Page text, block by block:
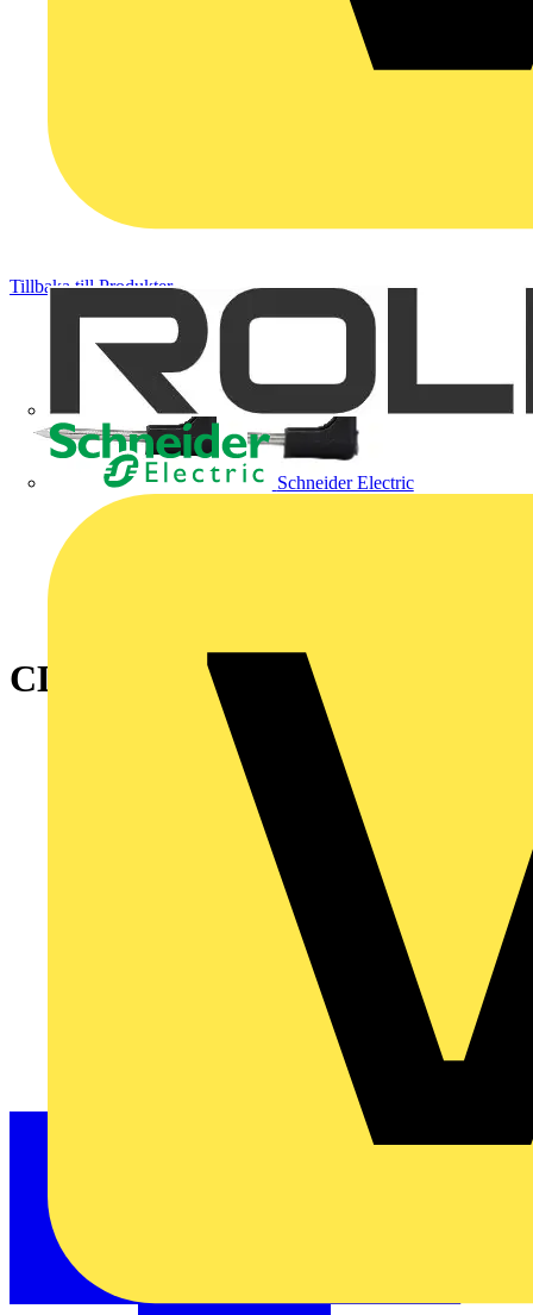
Schneider Electric
Tillbaka till Produkter
CLIPS TC-C5M 7-10 SVART